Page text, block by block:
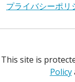
プライバシーポリ
This site is
Policy